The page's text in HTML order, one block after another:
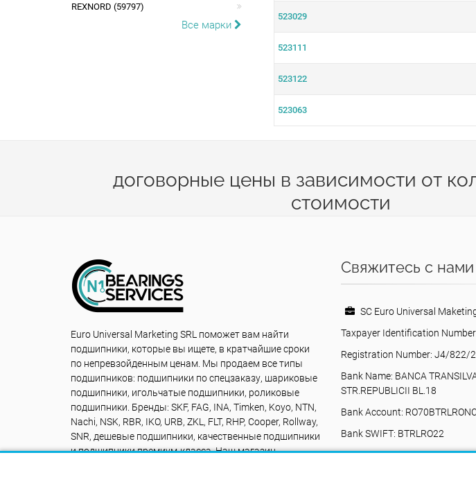
523029
523111
523122
523063
REXNORD (59797)
Все марки
договорные цены в зависимости от
стоимости
Euro Universal Marketing SRL поможет вам найти
подшипники, которые вы ищете, в кратчайшие сроки
по непревзойденным ценам. Мы продаем все типы
подшипников: подшипники по спецзаказу, шариковые
подшипники, игольчатые подшипники, роликовые
подшипники. Бренды: SKF, FAG, INA, Timken, Koyo, NTN,
Nachi, NSK, RBR, IKO, URB, ZKL, FLT, RHP, Cooper, Rollway,
SNR, дешевые подшипники, качественные подшипники
и подшипники премиум-класса. Наш магазин
Свяжитесь с нами
SC Euro Universal Maketing
Taxpayer Identification
Registration Number: J4/822/
Bank Name: BANCA
STR.REPUBLICII BL.18
Bank Account:
Bank SWIFT: BTRLRO22
Valea Poienii, 17,